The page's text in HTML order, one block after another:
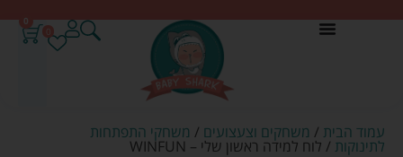
0
עמוד הבית / משחקים וצעצועים / משחקי התפתחות
לתינוקות / לוח למידה ראשון שלי – WINFUN